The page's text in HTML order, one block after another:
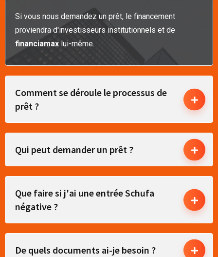
Si vous nous demandez un prêt, le financement
proviendra d'investisseurs institutionnels et de
financiamax lui-même.
Comment se déroule le processus de
prêt ?
Qui peut demander un prêt ?
Que faire si j'ai une entrée Schufa
négative ?
De quels documents ai-je besoin ?